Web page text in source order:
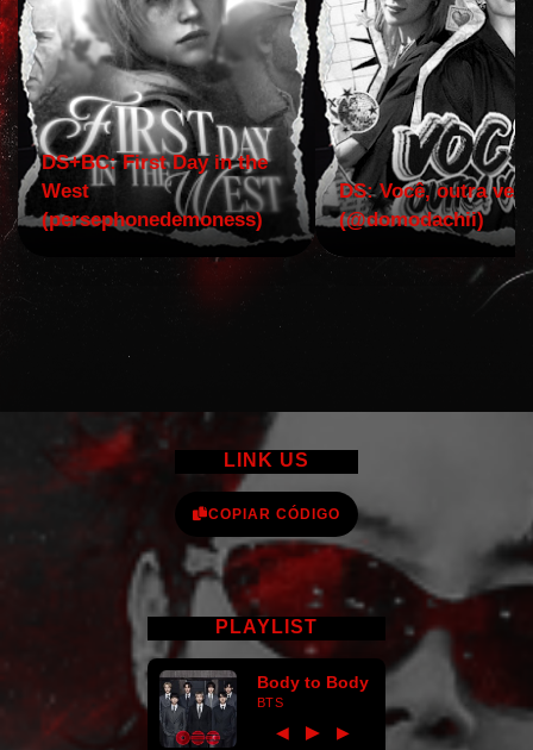
DS+BC: First Day in the
West
(persephonedemoness)
DS: Você, outra vez!
(@domodachii)
LINK US
COPIAR CÓDIGO
PLAYLIST
Body to Body
BTS
◀ ► ▶